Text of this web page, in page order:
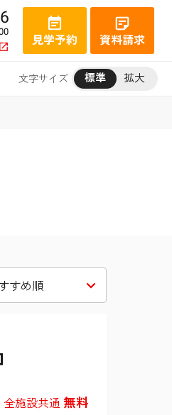
見学予約 資料請求
文字サイズ 標準 拡大
全施設共通 無料